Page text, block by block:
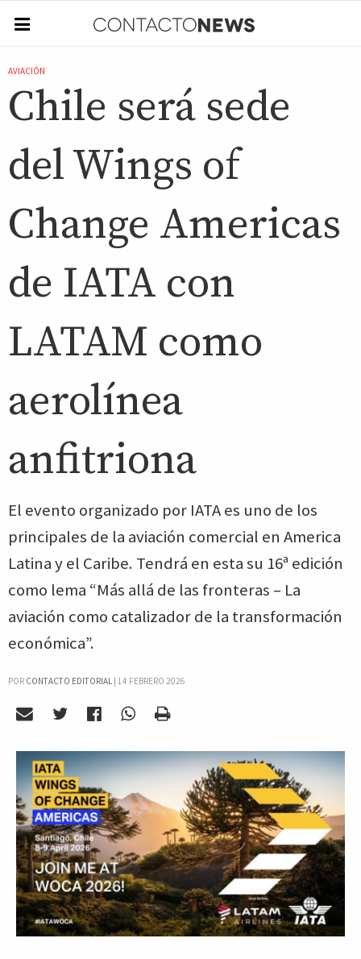
AVIACIÓN
Chile será sede
del Wings of
Change Americas
de IATA con
LATAM como
aerolínea
anfitriona
El evento organizado por IATA es uno de los
principales de la aviación comercial en America
Latina y el Caribe. Tendrá en esta su 16ª edición
como lema “Más allá de las fronteras – La
aviación como catalizador de la transformación
económica”.
POR CONTACTO EDITORIAL| 14 FEBRERO 2026